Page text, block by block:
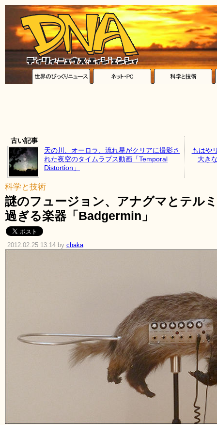
古い記事
天の川、オーロラ、流れ星がクリアに撮影さ
れた夜空のタイムラプス動画「Temporal
Distortion」
もはや
大き
科学と技術
謎のフュージョン、アナグマとテル
過ぎる楽器「Badgermin」
2012.02.25 13:14 by chaka